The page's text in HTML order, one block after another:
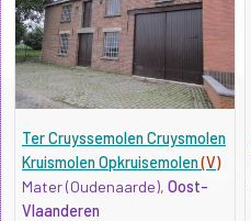
Ter Cruyssemolen Cruysmolen
Kruismolen Opkruisemolen(V)
Mater (Oudenaarde), Oost-
Vlaanderen